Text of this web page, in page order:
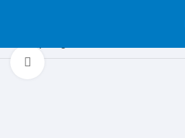
Klicka för att förstora